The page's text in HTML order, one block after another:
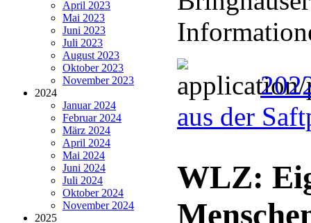
April 2023
Mai 2023
Juni 2023
Juli 2023
August 2023
Oktober 2023
November 2023
2024
Januar 2024
Februar 2024
März 2024
April 2024
Mai 2024
Juni 2024
Juli 2024
Oktober 2024
November 2024
2025
aus der
WLZ: